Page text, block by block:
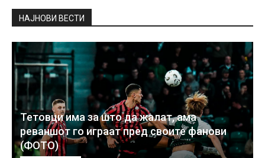
НAЈНОВИ ВЕСТИ
Тетовци има за што да жалат, ама
реваншот го играат пред своите фанови
(ФОТО)